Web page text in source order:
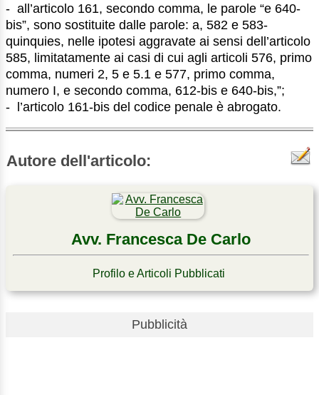
- all’articolo 161, secondo comma, le parole “e 640-
bis”, sono sostituite dalle parole: a, 582 e 583-
quinquies, nelle ipotesi aggravate ai sensi dell’articolo
585, limitatamente ai casi di cui agli articoli 576, primo
comma, numeri 2, 5 e 5.1 e 577, primo comma,
numero I, e secondo comma, 612-bis e 640-bis,”;
- l’articolo 161-bis del codice penale è abrogato.
Autore dell'articolo:
Avv. Francesca De Carlo
Profilo e Articoli Pubblicati
Pubblicità